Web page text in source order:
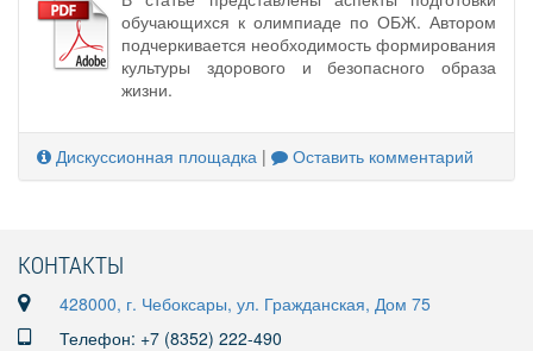
обучающихся к олимпиаде по ОБЖ. Автором
подчеркивается необходимость формирования
культуры здорового и безопасного образа
жизни.
Дискуссионная площадка | Оставить комментарий
КОНТАКТЫ
428000, г. Чебоксары, ул. Гражданская, Дом 75
Телефон: +7 (8352) 222-490